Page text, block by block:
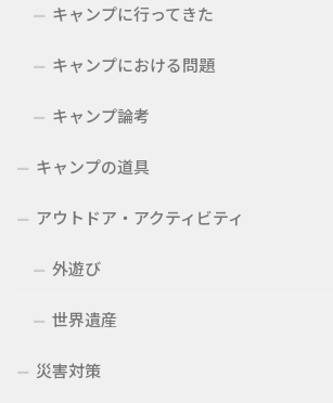
キャンプに行ってきた
キャンプにおける問題
キャンプ論考
キャンプの道具
アウトドア・アクティビティ
外遊び
世界遺産
災害対策